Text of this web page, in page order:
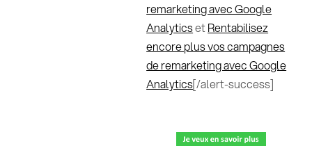
remarketing avec Google
AnalyticsetRentabilisez
encore plus vos campagnes
de remarketing avec Google
Analytics[/alert-success]